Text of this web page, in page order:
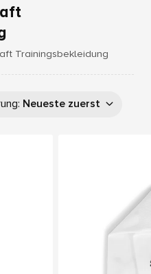
Trainingsbekleidung
: Neueste zuerst